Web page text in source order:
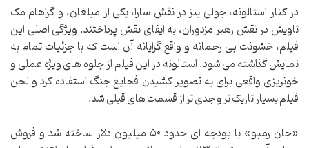
در کنار استالونه، جولی بنز در نقش سارا، یکی از مبلغان، و گراهام مک
تاویش در نقش رهبر مزدوران، به ایفای نقش پرداختند. ویژگی اصلی این
فیلم، خشونت بی رحمانه و واقع گرایانه آن است که با جزئیات تمام به
نمایش گذاشته می شود. استالونه در این فیلم از جلوه های ویژه عملی و
خونریزی واقعی برای به تصویر کشیدن فجایع جنگ استفاده کرد و لحن
فیلم بسیار تاریک تر و جدی تر از قسمت های قبلی شد.
«جان رمبو» با بودجه ای حدود ۵۰ میلیون دلار ساخته شد و فروش